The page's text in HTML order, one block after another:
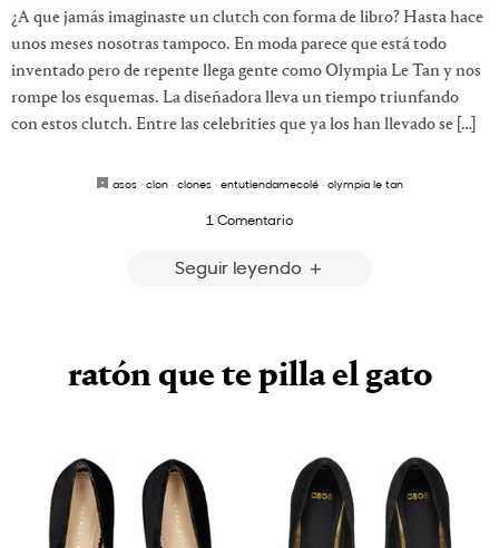
¿A que jamás imaginaste un clutch con forma de libro? Hasta hace
unos meses nosotras tampoco. En moda parece que está todo
inventado pero de repente llega gente como Olympia Le Tan y nos
rompe los esquemas. La diseñadora lleva un tiempo triunfando
con estos clutch. Entre las celebrities que ya los han llevado se […]
asos · clon · clones · entutiendamecolé · olympia le tan
1 Comentario
Seguir leyendo
ratón que te pilla el gato